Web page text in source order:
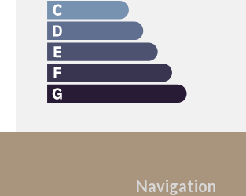
Navigation